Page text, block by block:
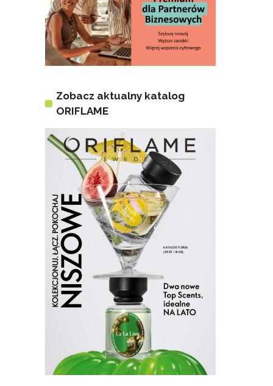
Zobacz aktualny katalog
ORIFLAME